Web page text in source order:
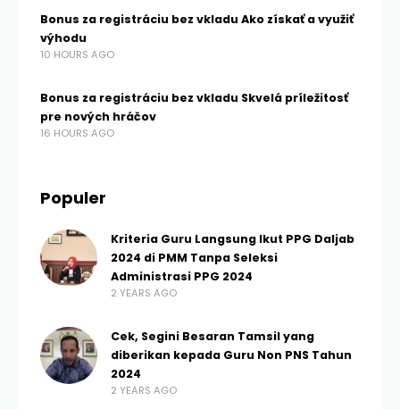
Bonus za registráciu bez vkladu Ako získať a využiť
výhodu
10 HOURS AGO
Bonus za registráciu bez vkladu Skvelá príležitosť
pre nových hráčov
16 HOURS AGO
Populer
Kriteria Guru Langsung Ikut PPG Daljab
2024 di PMM Tanpa Seleksi
Administrasi PPG 2024
2 YEARS AGO
Cek, Segini Besaran Tamsil yang
diberikan kepada Guru Non PNS Tahun
2024
2 YEARS AGO